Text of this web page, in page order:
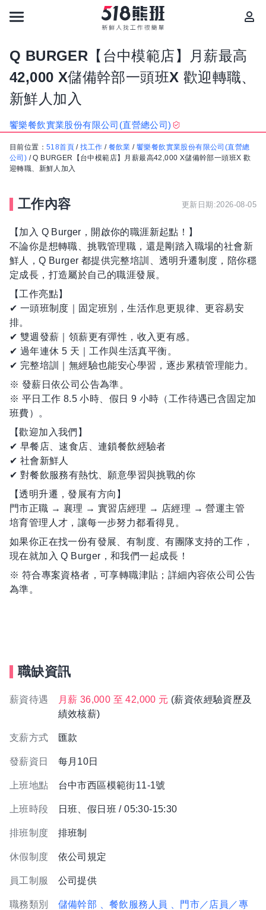
Q BURGER【台中模範店】月薪最高
42,000 X儲備幹部一頭班X 歡迎轉職、
新鮮人加入
饗樂餐飲實業股份有限公司(直營總公司)
目前位置： 518首頁 /找工作 / 餐飲業 /饗樂餐飲實業股份有限公司(直營總
公司) /Q BURGER【台中模範店】月薪最高42,000 X儲備幹部一頭班X 歡
迎轉職、新鮮人加入
工作內容 更新日期:2026-08-05
【加入 Q Burger，開啟你的職涯新起點！】
不論你是想轉職、挑戰管理職，還是剛踏入職場的社會新
鮮人，Q Burger 都提供完整培訓、透明升遷制度，陪你穩
定成長，打造屬於自己的職涯發展。
【工作亮點】
✔ 一頭班制度｜固定班別，生活作息更規律、更容易安
排。
✔ 雙週發薪｜領薪更有彈性，收入更有感。
✔ 過年連休 5 天｜工作與生活真平衡。
✔ 完整培訓｜無經驗也能安心學習，逐步累積管理能力。
※ 發薪日依公司公告為準。
※ 平日工作 8.5 小時、假日 9 小時（工作待遇已含固定加
班費）。
【歡迎加入我們】
✔ 早餐店、速食店、連鎖餐飲經驗者
✔ 社會新鮮人
✔ 對餐飲服務有熱忱、願意學習與挑戰的你
【透明升遷，發展有方向】
門市正職 → 襄理 → 實習店經理 → 店經理 → 營運主管
培育管理人才，讓每一步努力都看得見。
如果你正在找一份有發展、有制度、有團隊支持的工作，
現在就加入 Q Burger，和我們一起成長！
※ 符合專案資格者，可享轉職津貼；詳細內容依公司公告
為準。
職缺資訊
薪資待遇 月薪 36,000 至 42,000 元 (薪資依經驗資歷及
績效核薪)
支薪方式 匯款
發薪資日 每月10日
上班地點 台中市西區模範街11-1號
上班時段 日班、假日班 / 05:30-15:30
排班制度 排班制
休假制度 依公司規定
員工制服 公司提供
職務類別 儲備幹部 、餐飲服務人員
、門市／店員／專